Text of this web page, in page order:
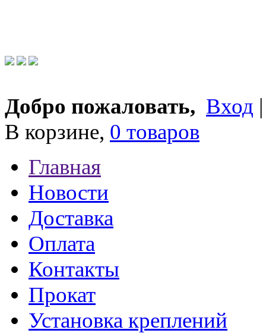
Добро пожаловать, Вход
В корзине, 0 товаров
Главная
Новости
Доставка
Оплата
Контакты
Прокат
Установка креплений